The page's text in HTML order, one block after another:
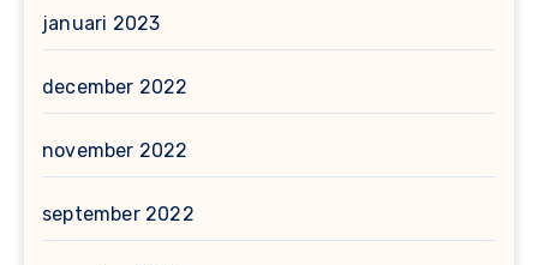
januari 2023
december 2022
november 2022
september 2022